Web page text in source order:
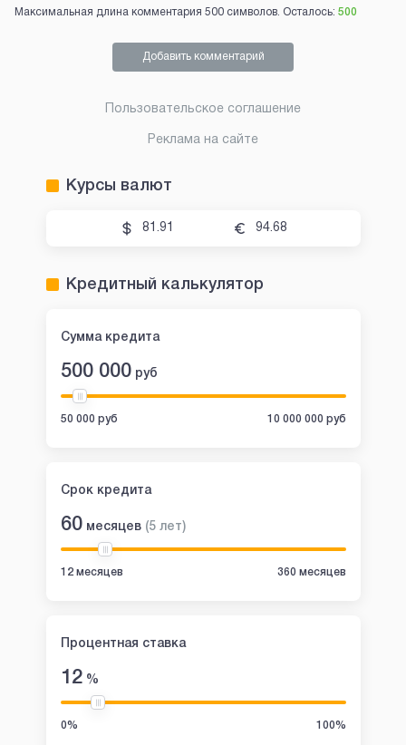
Максимальная длина комментария 500 символов. Осталось: 500
Добавить комментарий
Пользовательское соглашение
Реклама на сайте
Курсы валют
81.91 94.68
Кредитный калькулятор
Сумма кредита
500 000 руб
50 000 руб 10 000 000 руб
Срок кредита
60 месяцев (5 лет)
12 месяцев 360 месяцев
Процентная ставка
12%
0% 100%